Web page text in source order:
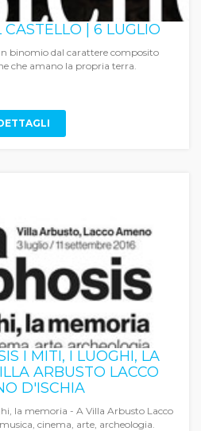
| 6 LUGLIO
binomio dal carattere composito
che amano la propria terra.
I MITI, I LUOGHI, LA
ARBUSTO LACCO
D'ISCHIA
la memoria - A Villa Arbusto Lacco
cinema, arte, archeologia.